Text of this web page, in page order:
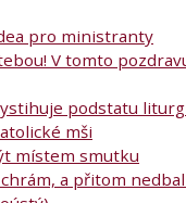
pro ministranty
V tomto
podstatu
mši
místem smutku
a přitom